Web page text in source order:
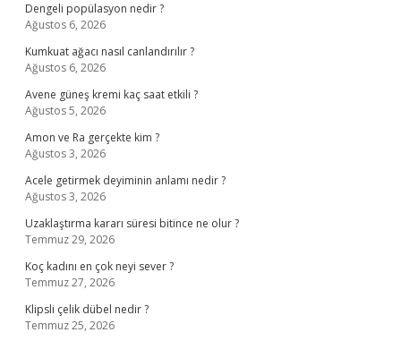
Dengeli popülasyon nedir ?
Ağustos 6, 2026
Kumkuat ağacı nasıl canlandırılır ?
Ağustos 6, 2026
Avene güneş kremi kaç saat etkili ?
Ağustos 5, 2026
Amon ve Ra gerçekte kim ?
Ağustos 3, 2026
Acele getirmek deyiminin anlamı nedir ?
Ağustos 3, 2026
Uzaklaştırma kararı süresi bitince ne olur ?
Temmuz 29, 2026
Koç kadını en çok neyi sever ?
Temmuz 27, 2026
Klipsli çelik dübel nedir ?
Temmuz 25, 2026